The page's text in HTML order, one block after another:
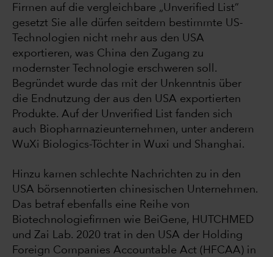
Firmen auf die vergleichbare „Unverified List“
gesetzt Sie alle dürfen seitdem bestimmte US-
Technologien nicht mehr aus den USA
exportieren, was China den Zugang zu
modernster Technologie erschweren soll.
Begründet wurde das mit der Unkenntnis über
die Endnutzung der aus den USA exportierten
Produkte. Auf der Unverified List fanden sich
auch Biopharmazieunternehmen, unter anderem
WuXi Biologics-Töchter in Wuxi und Shanghai.
Hinzu kamen schlechte Nachrichten zu in den
USA börsennotierten chinesischen Unternehmen.
Das betraf ebenfalls eine Reihe von
Biotechnologiefirmen wie BeiGene, HUTCHMED
und Zai Lab. 2020 trat in den USA der Holding
Foreign Companies Accountable Act (HFCAA) in